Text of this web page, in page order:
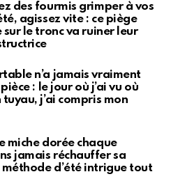
des fourmis grimper à vos
agissez vite : ce piège
sur le tronc va ruiner leur
n’a jamais vraiment
: le jour où j’ai vu où
j’ai compris mon
miche dorée chaque
jamais réchauffer sa
méthode d’été intrigue tout